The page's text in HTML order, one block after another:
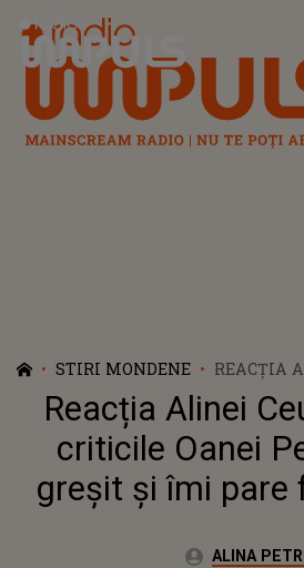
Radio Impuls
STIRI MONDENE
REACȚIA
CRITICILE
GREȘIT ȘI
RĂU”
Reacția Alinei
criticile Oanei
greșit și îmi pare
Autor:ALINA